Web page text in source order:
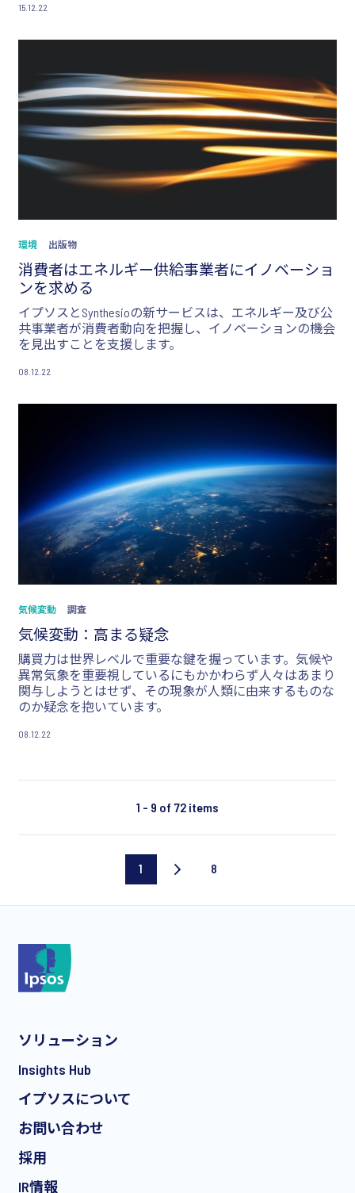
年を楽観視することは難しい状況です。
15.12.22
環境 出版物
消費者はエネルギー供給事業者にイノベーショ
ンを求める
イプソスとSynthesioの新サービスは、エネルギー及び公
共事業者が消費者動向を把握し、イノベーションの機会
を見出すことを支援します。
08.12.22
気候変動 調査
気候変動：高まる疑念
購買力は世界レベルで重要な鍵を握っています。気候や
異常気象を重要視しているにもかかわらず人々はあまり
関与しようとはせず、その現象が人類に由来するものな
のか疑念を抱いています。
08.12.22
1 - 9 of 72 items
Current
1
Last
8
ソリューション
Insights Hub
イプソスについて
お問い合わせ
採用
IR情報